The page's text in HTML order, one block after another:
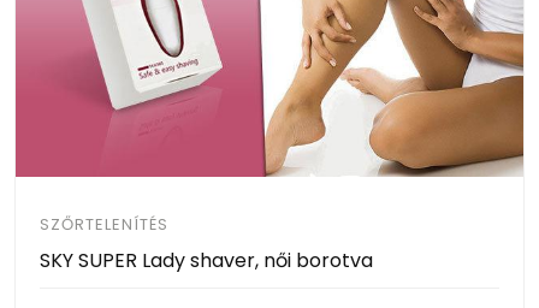
SZŐRTELENÍTÉS
SKY SUPER Lady shaver, női borotva